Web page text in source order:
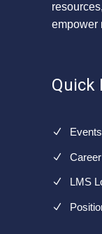
empower
Quick
Events
LMS